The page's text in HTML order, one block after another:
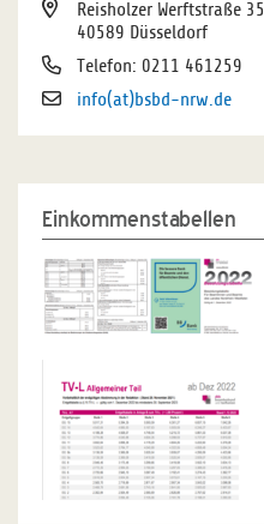
Reisholzer Werftstraße 35
40589 Düsseldorf
Telefon: 0211 461259
info(at)bsbd-nrw.de
Einkommenstabellen